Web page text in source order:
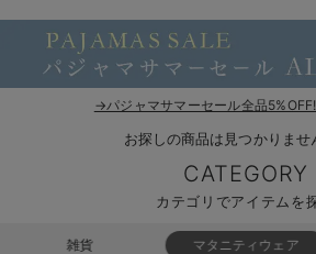
マタニティ トップス
マタニティ アウター（コート）・ママコート
マタニティ 授乳 キャミソール
産褥ショーツ
骨盤・マタニティベルト （妊娠中・産後）
マタニティ 腹巻き
マタニティ フォーマル パンツ・ボトムス
【アウトレット】パジャマ
【アウトレット】インナー
【アウトレット】ベビー
コットン素材
ブラトップ
→パジャマサマーセール全品
お探しの商品は見つかりませ
CATEGORY
カテゴリでアイテムを
雑貨 マタニティウェア